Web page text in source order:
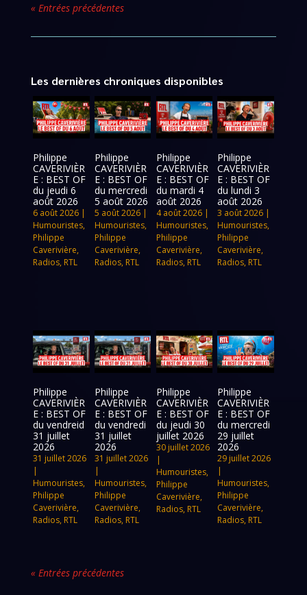
« Entrées précédentes
Les dernières chroniques disponibles
Philippe
CAVERIVIÈR
E : BEST OF
du jeudi 6
août 2026
6 août 2026 |
Humouristes,
Philippe
Caverivière,
Radios, RTL
Philippe
CAVERIVIÈR
E : BEST OF
du mercredi
5 août 2026
5 août 2026|
Humouristes,
Philippe
Caverivière,
Radios, RTL
Philippe
CAVERIVIÈR
E : BEST OF
du mardi 4
août 2026
4 août 2026|
Humouristes,
Philippe
Caverivière,
Radios, RTL
Philippe
CAVERIVIÈR
E : BEST OF
du lundi 3
août 2026
3 août 2026 |
Humouristes,
Philippe
Caverivière,
Radios, RTL
Philippe
CAVERIVIÈR
E : BEST OF
du vendreid
31 juillet
2026
31 juillet 2026
|
Humouristes,
Philippe
Caverivière,
Radios, RTL
Philippe
CAVERIVIÈR
E : BEST OF
du vendredi
31 juillet
2026
31 juillet 2026
|
Humouristes,
Philippe
Caverivière,
Radios, RTL
Philippe
CAVERIVIÈR
E : BEST OF
du jeudi 30
juillet 2026
30 juillet 2026
|
Humouristes,
Philippe
Caverivière,
Radios, RTL
Philippe
CAVERIVIÈR
E : BEST OF
du mercredi
29 juillet
2026
29 juillet 2026
|
Humouristes,
Philippe
Caverivière,
Radios, RTL
« Entrées précédentes